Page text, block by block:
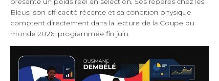
Bleus, son efficacité récente et sa condition physique
comptent directement dans la lecture de la Coupe du
monde 2026, programmée fin juin.